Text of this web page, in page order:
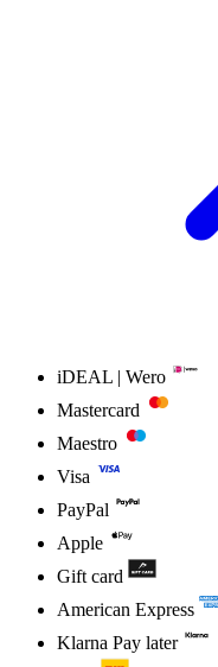
iDEAL | Wero
Mastercard
Maestro
Visa
PayPal
Apple
Gift card
American Express
Klarna Pay later